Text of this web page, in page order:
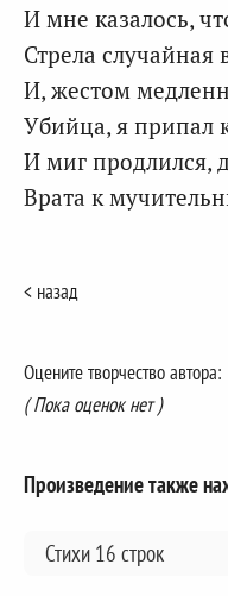
И мне казалось,
Стрела
И, жестом
Убийца, я припал
И миг продлился,
Врата к
< назад
Оцените творчество автора:
( Пока оценок нет )
Произведение также
Стихи 16 строк